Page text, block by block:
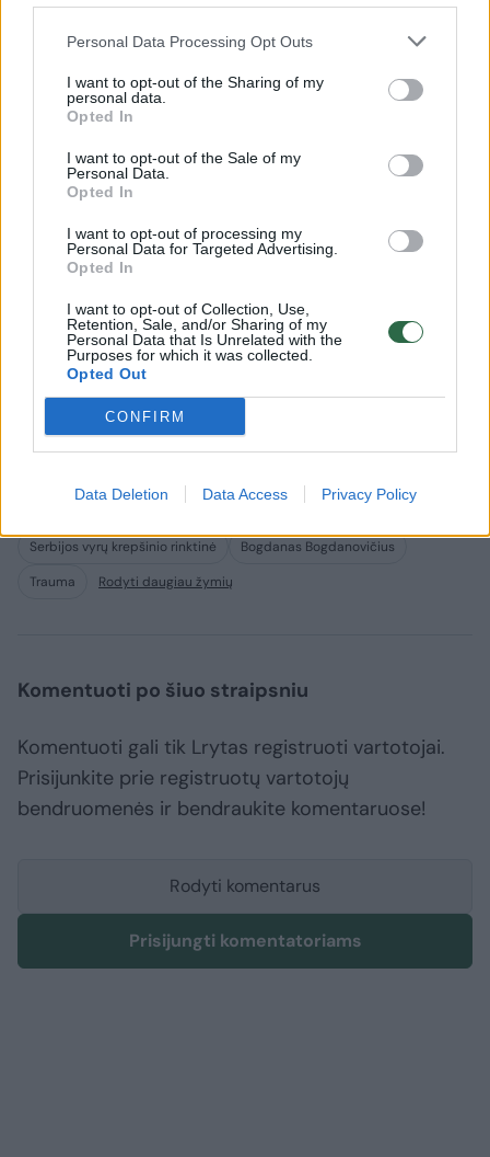
Personal Data Processing Opt Outs
I want to opt-out of the Sharing of my
personal data.
Opted In
I want to opt-out of the Sale of my
Personal Data.
Opted In
I want to opt-out of processing my
Personal Data for Targeted Advertising.
Opted In
I want to opt-out of Collection, Use,
Retention, Sale, and/or Sharing of my
Personal Data that Is Unrelated with the
Purposes for which it was collected.
Opted Out
CONFIRM
Data Deletion Data Access Privacy Policy
Susiję straipsniai
Nuo „labai trūksta“ iki „šiek
tiek išsigandome“: kodėl
Lietuva pralaimėjo Vokietijai
Traumą
Serbijos vyrų krepšinio rinktinė
Bogdanas Bogdanovičius
Trauma
Rodyti daugiau žymių
Komentuoti po šiuo straipsniu
Komentuoti gali tik Lrytas registruoti vartotojai.
Prisijunkite prie registruotų vartotojų
bendruomenės ir bendraukite komentaruose!
Rodyti komentarus
Prisijungti komentatoriams